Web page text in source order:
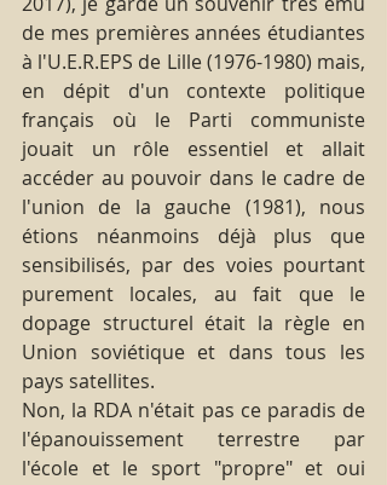
de mes premières années étudiantes
à l'U.E.R.EPS de Lille (1976-1980) mais,
en dépit d'un contexte politique
français où le Parti communiste
jouait un rôle essentiel et allait
accéder au pouvoir dans le cadre de
l'union de la gauche (1981), nous
étions néanmoins déjà plus que
sensibilisés, par des voies pourtant
purement locales, au fait que le
dopage structurel était la règle en
Union soviétique et dans tous les
pays satellites.
Non, la RDA n'était pas ce paradis de
l'épanouissement terrestre par
l'école et le sport "propre" et oui